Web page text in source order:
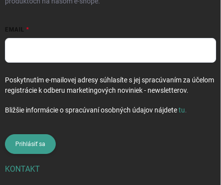
EMAIL
Poskytnutím e-mailovej adresy súhlasíte s jej spracúvaním za účelom
registrácie k odberu marketingových noviniek - newsletterov.
Bližšie informácie o spracúvaní osobných údajov nájdetetu.
Prihlásiť sa
KONTAKT